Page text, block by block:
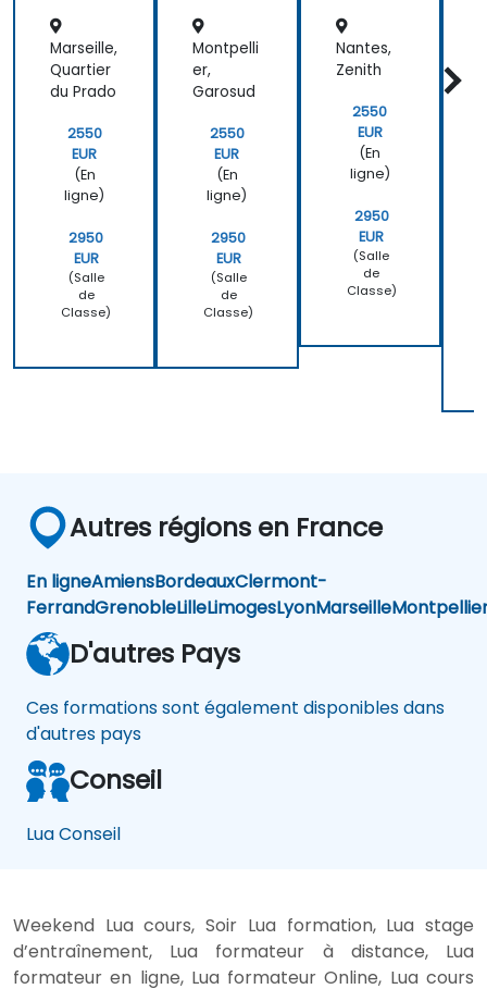
Marseille,
Quartier
du Prado
2550
EUR
(En
ligne)
2950
EUR
(Salle
de
Classe)
Montpelli
er,
Garosud
2550
EUR
(En
ligne)
2950
EUR
(Salle
de
Classe)
Nantes,
Zenith
2550
EUR
(En
ligne)
2950
EUR
(Salle
de
Classe)
Autres régions en France
En ligneAmiensBordeauxClermont-
FerrandGrenobleLilleLimogesLyonMarseille
D'autres Pays
Ces formations sont également disponibles dans
d'autres pays
Conseil
Lua Conseil
Weekend Lua cours, Soir Lua formation, Lua stage
d’entraînement, Lua formateur à distance, Lua
formateur en ligne, Lua formateur Online, Lua cours